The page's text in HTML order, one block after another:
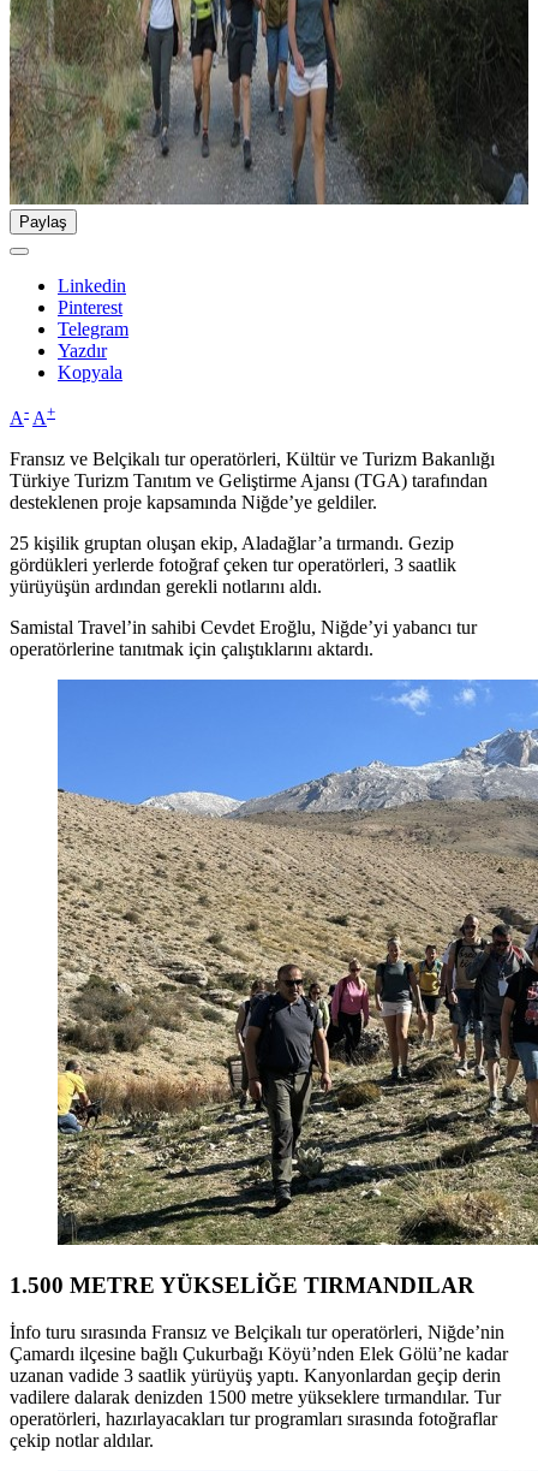
Paylaş
Linkedin
Pinterest
Telegram
Yazdır
Kopyala
A- A+
Fransız ve Belçikalı tur operatörleri, Kültür ve Turizm Bakanlığı
Türkiye Turizm Tanıtım ve Geliştirme Ajansı (TGA) tarafından
desteklenen proje kapsamında Niğde’ye geldiler.
25 kişilik gruptan oluşan ekip, Aladağlar’a tırmandı. Gezip
gördükleri yerlerde fotoğraf çeken tur operatörleri, 3 saatlik
yürüyüşün ardından gerekli notlarını aldı.
Samistal Travel’in sahibi Cevdet Eroğlu, Niğde’yi yabancı tur
operatörlerine tanıtmak için çalıştıklarını aktardı.
1.500 METRE YÜKSELİĞE TIRMANDILAR
İnfo turu sırasında Fransız ve Belçikalı tur operatörleri, Niğde’nin
Çamardı ilçesine bağlı Çukurbağı Köyü’nden Elek Gölü’ne kadar
uzanan vadide 3 saatlik yürüyüş yaptı. Kanyonlardan geçip derin
vadilere dalarak denizden 1500 metre yükseklere tırmandılar. Tur
operatörleri, hazırlayacakları tur programları sırasında fotoğraflar
çekip notlar aldılar.